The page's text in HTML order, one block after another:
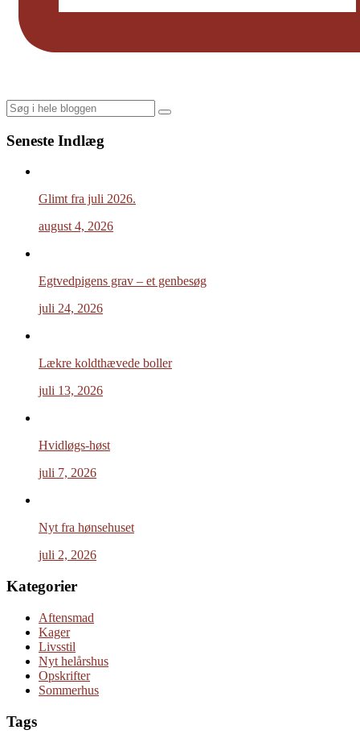
Search
Seneste Indlæg
Glimt fra juli 2026.
august 4, 2026
Egtvedpigens grav – et genbesøg
juli 24, 2026
Lækre koldthævede boller
juli 13, 2026
Hvidløgs-høst
juli 7, 2026
Nyt fra hønsehuset
juli 2, 2026
Kategorier
Aftensmad
Kager
Livsstil
Nyt helårshus
Opskrifter
Sommerhus
Tags